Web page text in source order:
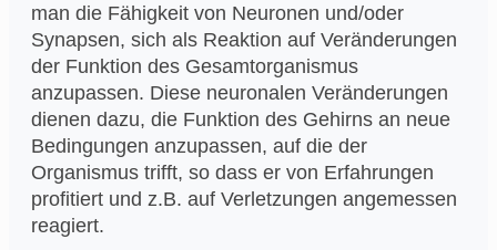
man die Fähigkeit von Neuronen und/oder
Synapsen, sich als Reaktion auf Veränderungen
der Funktion des Gesamtorganismus
anzupassen. Diese neuronalen Veränderungen
dienen dazu, die Funktion des Gehirns an neue
Bedingungen anzupassen, auf die der
Organismus trifft, so dass er von Erfahrungen
profitiert und z.B. auf Verletzungen angemessen
reagiert.